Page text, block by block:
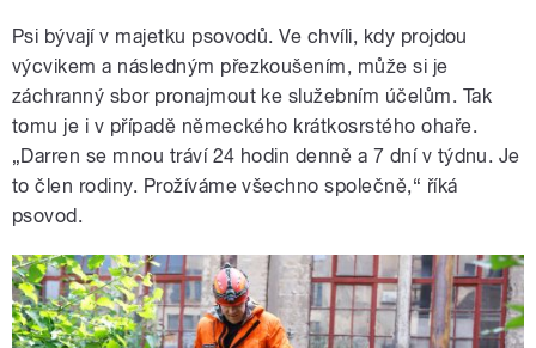
Psi bývají v majetku psovodů. Ve chvíli, kdy projdou
výcvikem a následným přezkoušením, může si je
záchranný sbor pronajmout ke služebním účelům. Tak
tomu je i v případě německého krátkosrstého ohaře.
„Darren se mnou tráví 24 hodin denně a 7 dní v týdnu. Je
to člen rodiny. Prožíváme všechno společně,“ říká
psovod.